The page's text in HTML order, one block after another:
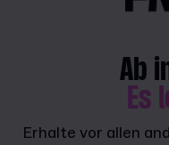
Ab
Es
Erhalte vor allen